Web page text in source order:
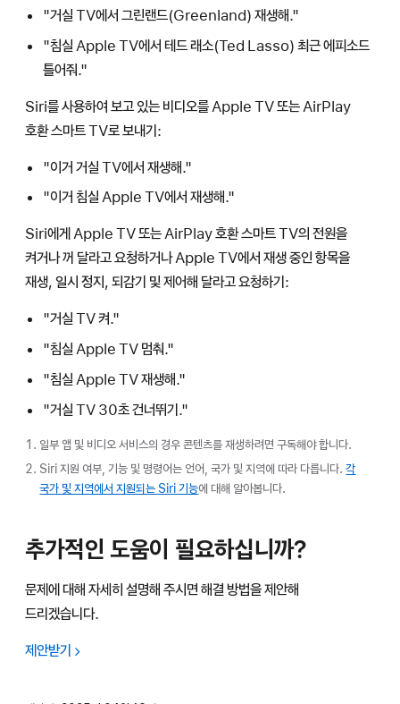
"거실 TV에서 그린랜드(Greenland) 재생해."
"침실 Apple TV에서 테드 래소(Ted Lasso) 최근 에피소드
틀어줘."
Siri를 사용하여 보고 있는 비디오를 Apple TV 또는 AirPlay
호환 스마트 TV로 보내기:
"이거 거실 TV에서 재생해."
"이거 침실 Apple TV에서 재생해."
Siri에게 Apple TV 또는 AirPlay 호환 스마트 TV의 전원을
켜거나 꺼 달라고 요청하거나 Apple TV에서 재생 중인 항목을
재생, 일시 정지, 되감기 및 제어해 달라고 요청하기:
"거실 TV 켜."
"침실 Apple TV 멈춰."
"침실 Apple TV 재생해."
"거실 TV 30초 건너뛰기."
일부 앱 및 비디오 서비스의 경우 콘텐츠를 재생하려면 구독해야 합니다.
Siri 지원 여부, 기능 및 명령어는 언어, 국가 및 지역에 따라 다릅니다.각
국가 및 지역에서 지원되는 Siri 기능에 대해 알아봅니다.
추가적인 도움이 필요하십니까?
문제에 대해 자세히 설명해 주시면 해결 방법을 제안해
드리겠습니다.
제안받기